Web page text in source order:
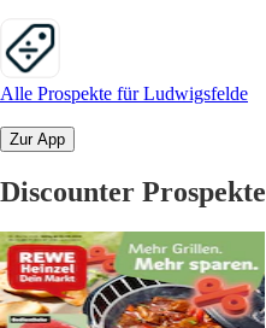
Alle Prospekte für Ludwigsfelde
Zur App
Discounter Prospekte